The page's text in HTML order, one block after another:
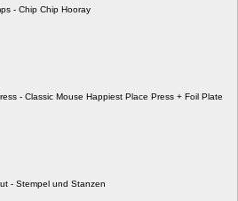
- Chip Chip Hooray
- Classic Mouse Happiest Place Press + Foil Plate
- Stempel und Stanzen